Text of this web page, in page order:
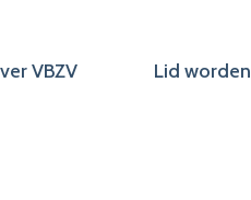
VBZV Lid worden